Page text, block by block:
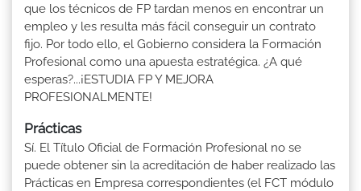
que los técnicos de FP tardan menos en encontrar un
empleo y les resulta más fácil conseguir un contrato
fijo. Por todo ello, el Gobierno considera la Formación
Profesional como una apuesta estratégica. ¿A qué
esperas?...¡ESTUDIA FP Y MEJORA
PROFESIONALMENTE!
Prácticas
Sí. El Título Oficial de Formación Profesional no se
puede obtener sin la acreditación de haber realizado las
Prácticas en Empresa correspondientes (el FCT módulo